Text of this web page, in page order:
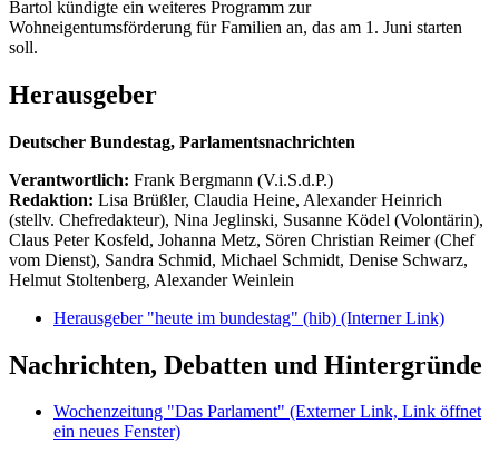
Bartol kündigte ein weiteres Programm zur
Wohneigentumsförderung für Familien an, das am 1. Juni starten
soll.
Herausgeber
Deutscher Bundestag, Parlamentsnachrichten
Verantwortlich: Frank Bergmann (V.i.S.d.P.)
Redaktion: Lisa Brüßler, Claudia Heine, Alexander Heinrich
(stellv. Chefredakteur), Nina Jeglinski, Susanne Ködel (Volontärin),
Claus Peter Kosfeld, Johanna Metz, Sören Christian Reimer (Chef
vom Dienst), Sandra Schmid, Michael Schmidt, Denise Schwarz,
Helmut Stoltenberg, Alexander Weinlein
Herausgeber "heute im bundestag" (hib) (Interner Link)
Nachrichten, Debatten und Hintergründe
Wochenzeitung "Das Parlament" (Externer Link, Link öffnet
ein neues Fenster)